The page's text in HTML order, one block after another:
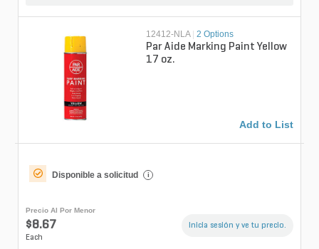
12412-NLA 2 Options
Par Aide Marking Paint Yellow
17 oz.
Add to List
Disponible a solicitud i
Precio Al Por Menor
$8.67
Each
Inicia sesión y ve tu precio.